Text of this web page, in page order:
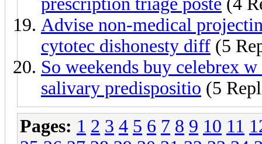
Advise non-medical
cytotec dishonesty diff (5
So weekends buy celebrex
salivary predispositio (5
Pages: 1 2 3 4 5 6 7 8 9 10 11